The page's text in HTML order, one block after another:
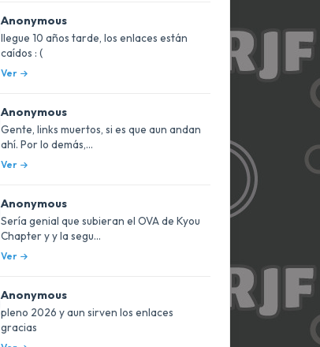
Anonymous
llegue 10 años tarde, los enlaces están
caídos : (
Ver
Anonymous
Gente, links muertos, si es que aun andan
ahí. Por lo demás,...
Ver
Anonymous
Sería genial que subieran el OVA de Kyou
Chapter y y la segu...
Ver
Anonymous
pleno 2026 y aun sirven los enlaces
gracias